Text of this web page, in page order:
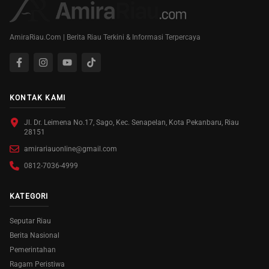
AmiraRiau.Com | Berita Riau Terkini & Informasi Terpercaya
KONTAK KAMI
Jl. Dr. Leimena No.17, Sago, Kec. Senapelan, Kota Pekanbaru, Riau
28151
amirariauonline@gmail.com
0812-7036-4999
KATEGORI
Seputar Riau
Berita Nasional
Pemerintahan
Ragam Peristiwa